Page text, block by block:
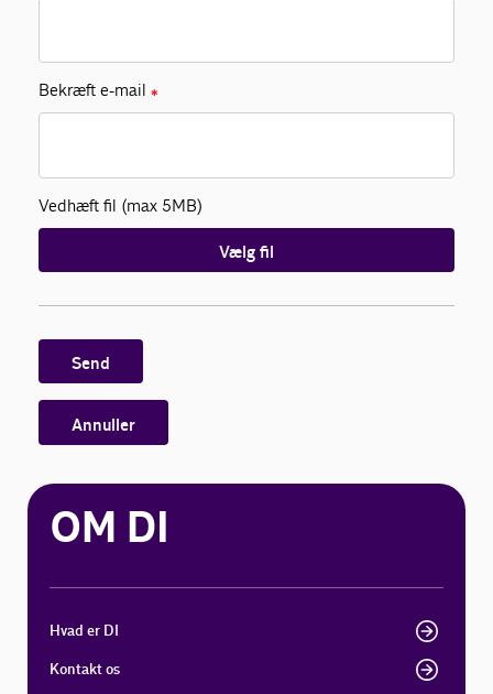
Bekræft e-mail ✱
Vedhæft fil (max 5MB)
Vælg fil
Send
Annuller
OM DI
Hvad er DI
Kontakt os